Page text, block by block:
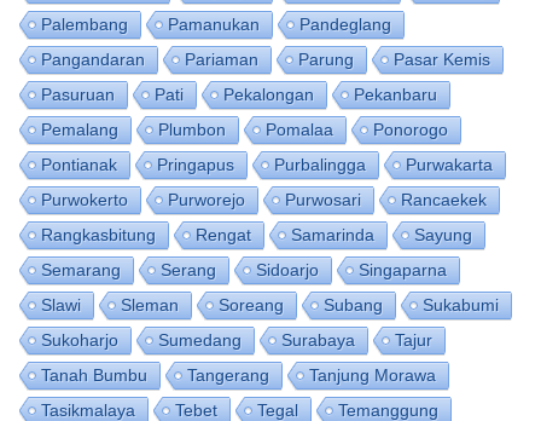
Palembang
Pamanukan
Pandeglang
Pangandaran
Pariaman Parung
Pasar Kemis
Pasuruan
Pati Pekalongan
Pekanbaru
Pemalang
Plumbon Pomalaa
Ponorogo
Pontianak
Pringapus Purbalingga
Purwakarta
Purwokerto
Purworejo Purwosari
Rancaekek
Rangkasbitung
Rengat Samarinda
Sayung
Semarang
Serang Sidoarjo
Singaparna
Slawi
Sleman Soreang Subang
Sukabumi
Sukoharjo
Sumedang Surabaya
Tajur
Tanah Bumbu
Tangerang
Tanjung Morawa
Tasikmalaya
Tebet Tegal
Temanggung